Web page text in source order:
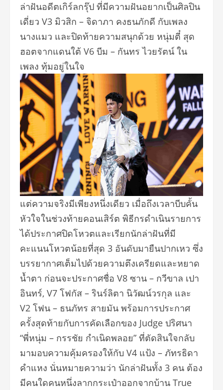
ล่าฝันอดีตเกิร์ลกรุ๊ป ที่มีความฝันอยากเป็นศิลปิน
เดี่ยว V3 มิวสิก – จิดาภา คงธนภักดี กับเพลง
นางแมว และปิดท้ายความสนุกด้วย หนุ่มตี๋ สุด
ฮอตจากแดนใต้ V6 บีม – กันทร ไวยรัตน์ ใน
เพลง ทุ้มอยู่ในใจ
แต่ความจริงมีเพียงหนึ่งเดียว เมื่อถึงเวลาบีบคั้น
หัวใจในช่วงท้ายคอนเสิร์ต พิธีกรดำเนินรายการ
ได้ประกาศปิดโหวตและเรียกนักล่าฝันที่มี
คะแนนโหวตน้อยที่สุด 3 อันดับมายืนปากเหว ซึ่ง
บรรยากาศเต็มไปด้วยความตึงเครียดและหยาด
น้ำตา ก่อนจะประกาศชื่อ V8 ซาน – กวีขาล เปา
อินทร์, V7 โฟกัส – รินร์ลิตา นิวัฒน์วรกุล และ
V2 โฟน – ธนภัทร สายมัน พร้อมการประกาศ
ครั้งสุดท้ายกับการคัดเลือกของ Judge ปริศนา
“พี่หนุ่ม – กรรชัย กำเนิดพลอย” ที่ตัดสินใจกลับ
มามอบความคุ้มครองให้กับ V4 แป้ง – ภัทรธิดา
คำแหง นั่นหมายความว่า นักล่าฝันทั้ง 3 คน ต้อง
มีคนใดคนหนึ่งลากกระเป๋าออกจากบ้าน True